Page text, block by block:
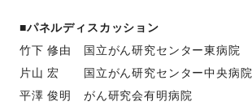
■パネルディスカッション
竹下 修由 国立がん研究センター東病院
片山 宏 国立がん研究センター中央病院
平澤 俊明 がん研究会有明病院